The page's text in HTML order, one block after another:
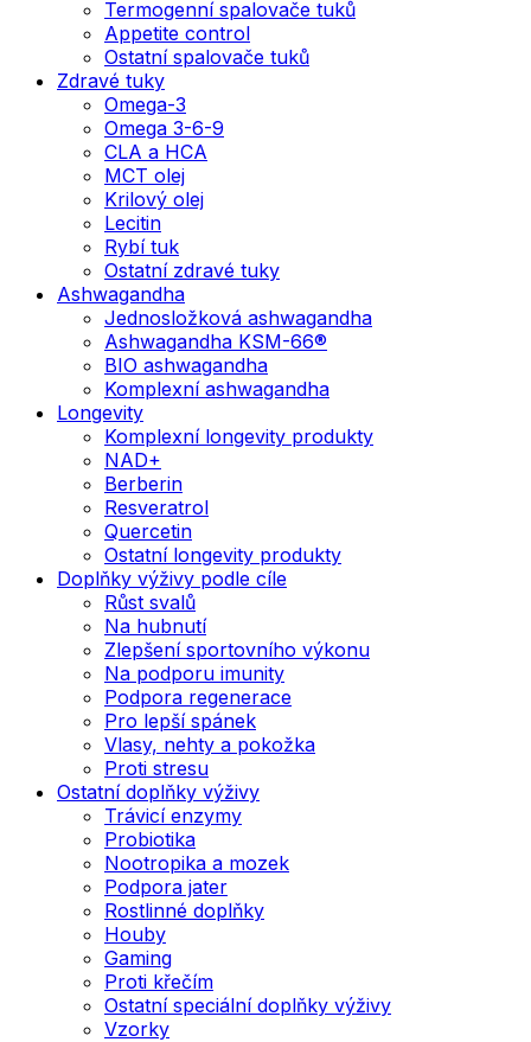
Termogenní spalovače tuků
Appetite control
Ostatní spalovače tuků
Zdravé tuky
Omega-3
Omega 3-6-9
CLA a HCA
MCT olej
Krilový olej
Lecitin
Rybí tuk
Ostatní zdravé tuky
Ashwagandha
Jednosložková ashwagandha
Ashwagandha KSM-66®
BIO ashwagandha
Komplexní ashwagandha
Longevity
Komplexní longevity produkty
NAD+
Berberin
Resveratrol
Quercetin
Ostatní longevity produkty
Doplňky výživy podle cíle
Růst svalů
Na hubnutí
Zlepšení sportovního výkonu
Na podporu imunity
Podpora regenerace
Pro lepší spánek
Vlasy, nehty a pokožka
Proti stresu
Ostatní doplňky výživy
Trávicí enzymy
Probiotika
Nootropika a mozek
Podpora jater
Rostlinné doplňky
Houby
Gaming
Proti křečím
Ostatní speciální doplňky výživy
Vzorky